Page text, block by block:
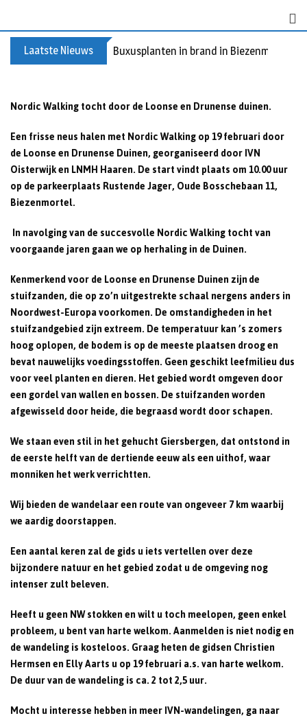
Laatste Nieuws Buxusplanten in brand in Biezenmortel,
Nordic Walking tocht door de Loonse en Drunense duinen.
Een frisse neus halen met Nordic Walking op 19 februari door
de Loonse en Drunense Duinen, georganiseerd door IVN
Oisterwijk en LNMH Haaren. De start vindt plaats om 10.00 uur
op de parkeerplaats Rustende Jager, Oude Bosschebaan 11,
Biezenmortel.
In navolging van de succesvolle Nordic Walking tocht van
voorgaande jaren gaan we op herhaling in de Duinen.
Kenmerkend voor de Loonse en Drunense Duinen zijn de
stuifzanden, die op zo’n uitgestrekte schaal nergens anders in
Noordwest-Europa voorkomen. De omstandigheden in het
stuifzandgebied zijn extreem. De temperatuur kan ’s zomers
hoog oplopen, de bodem is op de meeste plaatsen droog en
bevat nauwelijks voedingsstoffen. Geen geschikt leefmilieu dus
voor veel planten en dieren. Het gebied wordt omgeven door
een gordel van wallen en bossen. De stuifzanden worden
afgewisseld door heide, die begraasd wordt door schapen.
We staan even stil in het gehucht Giersbergen, dat ontstond in
de eerste helft van de dertiende eeuw als een uithof, waar
monniken het werk verrichtten.
Wij bieden de wandelaar een route van ongeveer 7 km waarbij
we aardig doorstappen.
Een aantal keren zal de gids u iets vertellen over deze
bijzondere natuur en het gebied zodat u de omgeving nog
intenser zult beleven.
Heeft u geen NW stokken en wilt u toch meelopen, geen enkel
probleem, u bent van harte welkom. Aanmelden is niet nodig en
de wandeling is kosteloos. Graag heten de gidsen Christien
Hermsen en Elly Aarts u op 19 februari a.s. van harte welkom.
De duur van de wandeling is ca. 2 tot 2,5 uur.
Mocht u interesse hebben in meer IVN-wandelingen, ga naar